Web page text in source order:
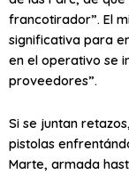
francotirador”. El
significativa para
en el operativo se
proveedores”.
Si se juntan
pistolas
Marte, armada